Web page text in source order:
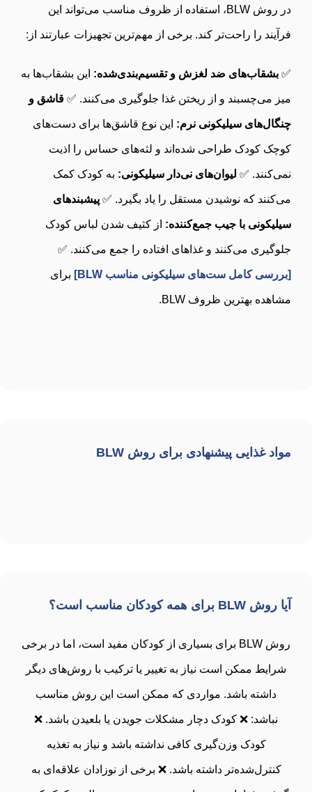
در روش BLW، استفاده از ظروف مناسب می‌تواند این
فرآیند را راحت‌تر کند. برخی از مهم‌ترین تجهیزات عبارتند از:
✅ بشقاب‌های ضد لغزش و تقسیم‌بندی‌شده: این بشقاب‌ها به
میز می‌چسبند و از ریختن غذا جلوگیری می‌کنند. ✅ قاشق و
چنگال‌های سیلیکونی نرم: این نوع قاشق‌ها برای دست‌های
کوچک کودک طراحی شده‌اند و لثه‌های حساس را اذیت
نمی‌کنند. ✅ لیوان‌های نی‌دار سیلیکونی: به کودک کمک
می‌کنند که نوشیدن مستقل را یاد بگیرد. ✅ پیشبندهای
سیلیکونی با جیب جمع‌کننده: از کثیف شدن لباس کودک
جلوگیری می‌کنند و غذاهای افتاده را جمع می‌کنند. ✅
[بررسی کامل ست‌های سیلیکونی مناسب BLW] برای
مشاهده بهترین ظروف BLW.
مواد غذایی پیشنهادی برای روش BLW
آیا روش BLW برای همه کودکان مناسب است؟
روش BLW برای بسیاری از کودکان مفید است، اما در برخی
شرایط ممکن است نیاز به تغییر یا ترکیب با روش‌های دیگر
داشته باشد. مواردی که ممکن است این روش مناسب
نباشد: ❌ کودک دچار مشکلات جویدن یا بلعیدن باشد. ❌
کودک وزن‌گیری کافی نداشته باشد و نیاز به تغذیه
کنترل‌شده‌تر داشته باشد. ❌ برخی از نوزادان علاقه‌ای به